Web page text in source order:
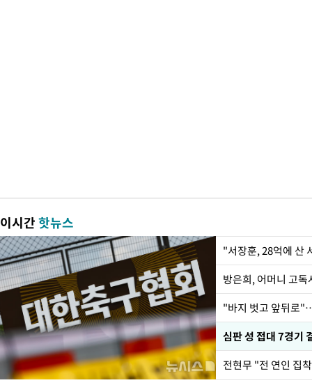
이시간핫뉴스
"서장훈, 28억에 산
방은희, 어머니 고
"바지 벗고 앞뒤로
심판 성 접대 7경기